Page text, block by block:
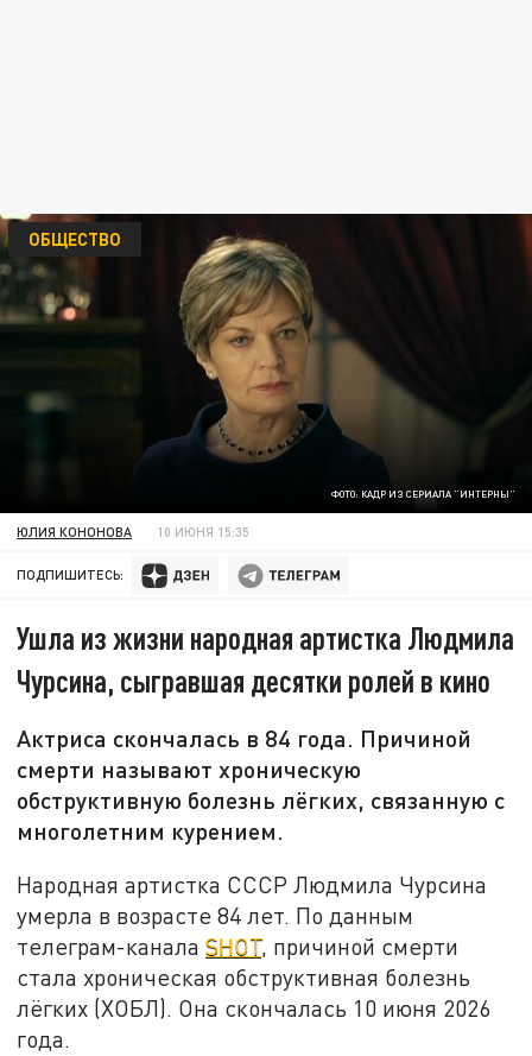
ФОТО: КАДР ИЗ СЕРИАЛА "ИНТЕРНЫ"
ОБЩЕСТВО
ЮЛИЯ КОНОНОВА 10 ИЮНЯ 15:35
ПОДПИШИТЕСЬ:
Ушла из жизни народная артистка Людмила
Чурсина, сыгравшая десятки ролей в кино
Актриса скончалась в 84 года. Причиной
смерти называют хроническую
обструктивную болезнь лёгких, связанную с
многолетним курением.
Народная артистка СССР Людмила Чурсина
умерла в возрасте 84 лет. По данным
телеграм-каналаSHOT, причиной смерти
стала хроническая обструктивная болезнь
лёгких (ХОБЛ). Она скончалась 10 июня 2026
года.